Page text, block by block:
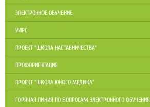
ЭЛЕКТРОННОЕ ОБУЧЕНИЕ
УИРС
ПРОЕКТ "ШКОЛА НАСТАВНИЧЕСТВА"
ПРОФОРИЕНТАЦИЯ
ПРОЕКТ "ШКОЛА ЮНОГО МЕДИКА"
ГОРЯЧАЯ ЛИНИЯ ПО ВОПРОСАМ ЭЛЕКТРОННОГО ОБУЧЕНИЯ